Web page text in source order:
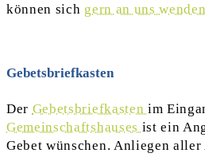
können sich gern an uns
Gebetsbriefkasten
Der Gebetsbriefkasten im
Gemeinschaftshauses ist ein
Gebet wünschen. Anliegen